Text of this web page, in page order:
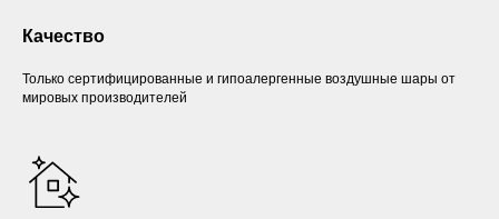
Качество
Только сертифицированные и гипоалергенные воздушные шары от
мировых производителей